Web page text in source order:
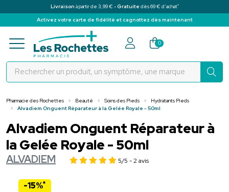
Livraison à partir de 3,99 € -Gratuite dès 69 € d’achat*
Activez votre carte de fidélité et cagnottez dès maintenant
Pharmacie des Rochettes Votre
0
Pharmacie des Rochettes Beauté Soins des Pieds
Hydratants Pieds
Alvadiem Onguent Réparateur à la Gelée Royale - 50ml
Alvadiem Onguent Réparateur à
la Gelée Royale - 50ml
ALVADIEM 5/5 - 2 avis
-15%*